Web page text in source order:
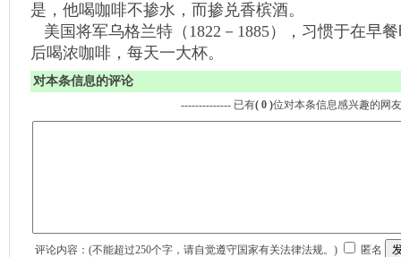
是，他喝咖啡不掺水，而掺兑香槟酒。
美国将军乌格兰特（1822－1885），习惯于在早
后喝浓咖啡，每天一大杯。
对本条信息的评论
-------------- 已有( 0 )位对本条信息感兴趣的网
评论内容：(不能超过250个字，请自觉遵守国家有关法律法规。) 匿名